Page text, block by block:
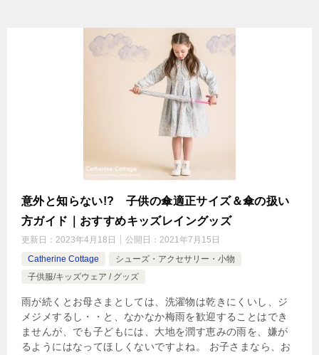
意外と知らない!? 子供の傘適正サイズ＆傘の扱い
方ガイド｜おすすめキッズレイングッズ
更新日： 2023年4月18日 公開日： 2021年7月15日
Catherine Cottage
シューズ・アクセサリー・小物
子供服/キッズウェア / グッズ
雨が続くとお母さまとしては、洗濯物は乾きにくいし、ジ
メジメするし・・と、なかなか梅雨を歓迎することはでき
ませんが、でも子どもには、大地を潤す恵みの雨を、嫌が
るようにはなってほしくないですよね。 お子さまなら、お